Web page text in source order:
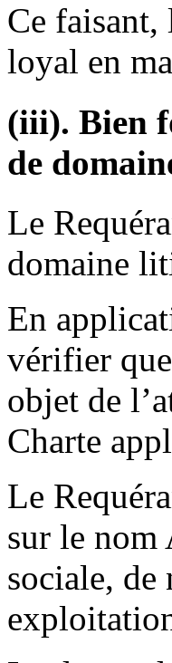
Ce faisant,
loyal en
(iii). Bien
de
Le
domaine
En
vérifier
objet de
Charte
Le
sur le nom
sociale, de